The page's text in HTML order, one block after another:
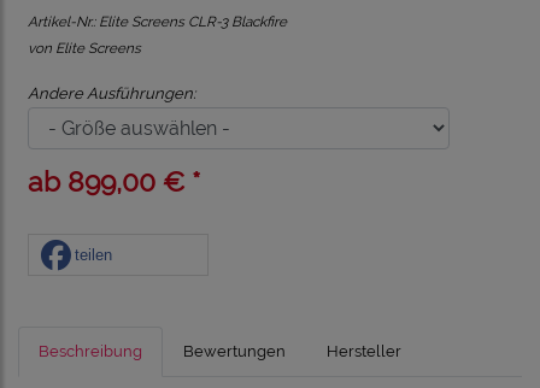
Artikel-Nr.: Elite Screens CLR-3 Blackfire
von Elite Screens
Andere Ausführungen:
ab 899,00 € *
teilen
Beschreibung Bewertungen Hersteller